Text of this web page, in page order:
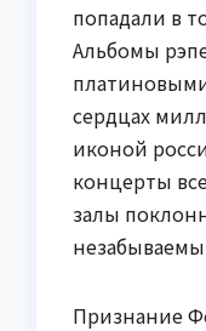
попадали в
Альбомы
сердцах
иконой
концерты
залы
Признание